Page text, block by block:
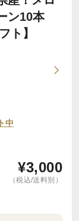
ン10本
ト】
中
¥3,000
（税込/送料別）